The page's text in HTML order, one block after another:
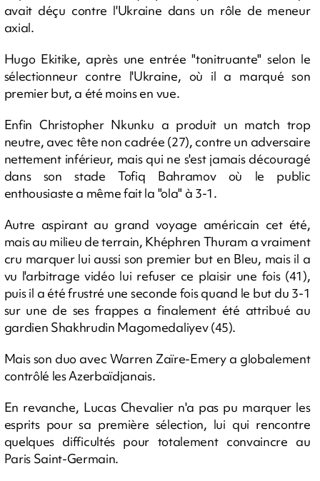
avait déçu contre l'Ukraine dans un rôle de meneur
axial.
Hugo Ekitike, après une entrée "tonitruante" selon le
sélectionneur contre l'Ukraine, où il a marqué son
premier but, a été moins en vue.
Enfin Christopher Nkunku a produit un match trop
neutre, avec tête non cadrée (27), contre un adversaire
nettement inférieur, mais qui ne s'est jamais découragé
dans son stade Tofiq Bahramov où le public
enthousiaste a même fait la "ola" à 3-1.
Autre aspirant au grand voyage américain cet été,
mais au milieu de terrain, Khéphren Thuram a vraiment
cru marquer lui aussi son premier but en Bleu, mais il a
vu l'arbitrage vidéo lui refuser ce plaisir une fois (41),
puis il a été frustré une seconde fois quand le but du 3-1
sur une de ses frappes a finalement été attribué au
gardien Shakhrudin Magomedaliyev (45).
Mais son duo avec Warren Zaïre-Emery a globalement
contrôlé les Azerbaïdjanais.
En revanche, Lucas Chevalier n'a pas pu marquer les
esprits pour sa première sélection, lui qui rencontre
quelques difficultés pour totalement convaincre au
Paris Saint-Germain.